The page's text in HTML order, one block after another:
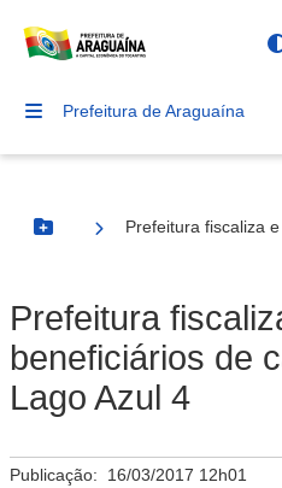
Prefeitura de Araguaína
Botão Menu
Prefeitura fiscaliza
Prefeitura
beneficiários de
Lago Azul 4
Publicação: 16/03/2017 12h01